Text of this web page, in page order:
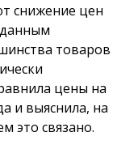
снижение цен
товаров
цены на
и выяснила, на
это связано.